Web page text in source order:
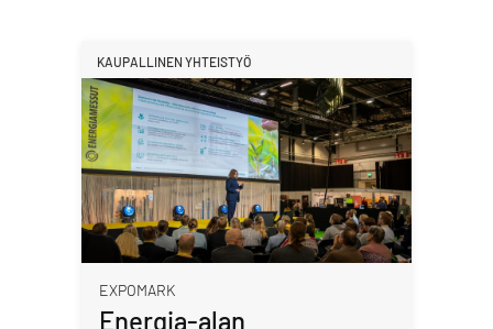
KAUPALLINEN YHTEISTYÖ
EXPOMARK
Energia-alan